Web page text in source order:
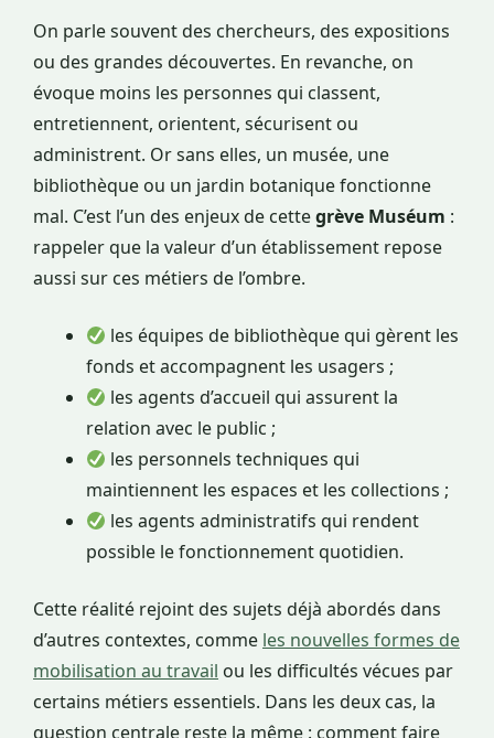
On parle souvent des chercheurs, des expositions
ou des grandes découvertes. En revanche, on
évoque moins les personnes qui classent,
entretiennent, orientent, sécurisent ou
administrent. Or sans elles, un musée, une
bibliothèque ou un jardin botanique fonctionne
mal. C’est l’un des enjeux de cettegrève Muséum :
rappeler que la valeur d’un établissement repose
aussi sur ces métiers de l’ombre.
les équipes de bibliothèque qui gèrent les
fonds et accompagnent les usagers ;
les agents d’accueil qui assurent la
relation avec le public ;
les personnels techniques qui
maintiennent les espaces et les collections ;
les agents administratifs qui rendent
possible le fonctionnement quotidien.
Cette réalité rejoint des sujets déjà abordés dans
d’autres contextes, comme les nouvelles formes de
mobilisation au travail ou les difficultés vécues par
certains métiers essentiels. Dans les deux cas, la
question centrale reste la même : comment faire